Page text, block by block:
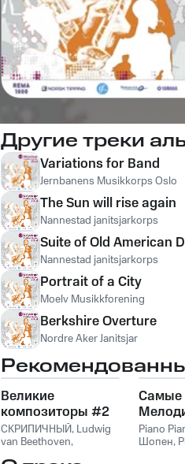
Другие треки
Variations for Band
Jernbanens Musikkorps Oslo
The Sun will rise again
Nannestad janitsjarkorps
Suite of Old American
Nannestad janitsjarkorps
Portrait of a City
Moelv Musikkforening
Berkshire Overture
Nordre Aker Janitsjar
Великие
композиторы #2
СКРИПИЧНЫЙ, Ludwig
van Beethoven,
Самые
Piano
Шопен,